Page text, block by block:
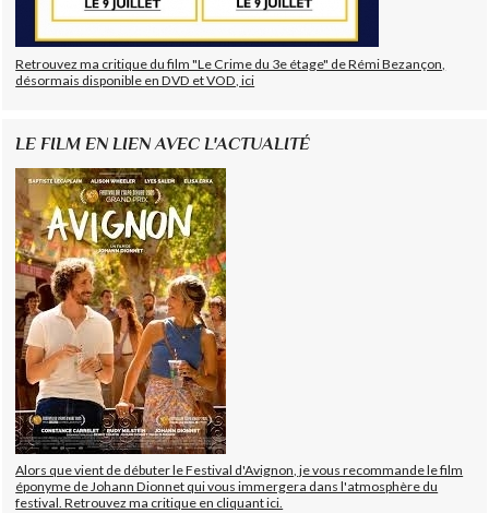
Retrouvez ma critique du film "Le Crime du 3e étage" de Rémi Bezançon,
désormais disponible en DVD et VOD, ici
LE FILM EN LIEN AVEC L'ACTUALITÉ
Alors que vient de débuter le Festival d'Avignon, je vous recommande le film
éponyme de Johann Dionnet qui vous immergera dans l'atmosphère du
festival. Retrouvez ma critique en cliquant ici.